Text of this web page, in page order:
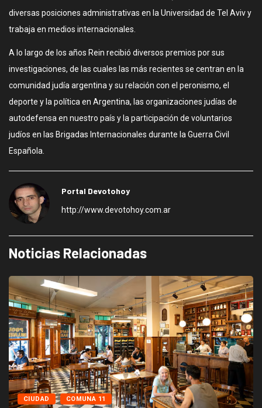
diversas posiciones administrativas en la Universidad de Tel Aviv y
trabaja en medios internacionales.
A lo largo de los años Rein recibió diversos premios por sus
investigaciones, de las cuales las más recientes se centran en la
comunidad judía argentina y su relación con el peronismo, el
deporte y la política en Argentina, las organizaciones judías de
autodefensa en nuestro país y la participación de voluntarios
judíos en las Brigadas Internacionales durante la Guerra Civil
Española.
Portal Devotohoy
http://www.devotohoy.com.ar
Noticias Relacionadas
CIUDAD COMUNA 11